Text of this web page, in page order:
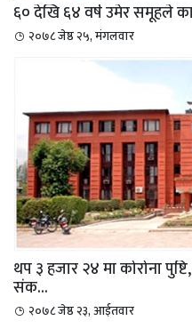
६० देखि ६४ वर्ष उमेर समूहले
२०७८ जेष्ठ २५, मंगलवार
थप ३ हजार २४ मा कोरोना
संक...
२०७८ जेष्ठ २३, आईतवार